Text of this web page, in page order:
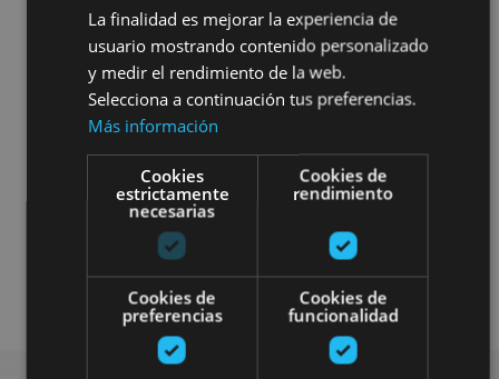
Senderismo y montaña
Visitas guiadas Accesibilidad física
La finalidad es mejorar la experiencia de
usuario mostrando contenido personalizado
y medir el rendimiento de la web.
Selecciona a continuación tus preferencias.
Más información
Cookies
estrictamente
necesarias
Cookies de
rendimiento
Cookies de
preferencias
Cookies de
funcionalidad